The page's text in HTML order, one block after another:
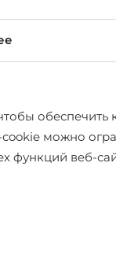
обеспечить
можно
функций веб-